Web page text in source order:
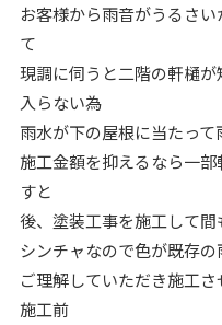
お客様から雨音がうるさ
て
現調に伺うと二階の軒樋
入らない為
雨水が下の屋根に当たっ
施工金額を抑えるなら一
すと
後、塗装工事を施工して
シンチャなので色が既存
ご理解していただき施工さ
施工前